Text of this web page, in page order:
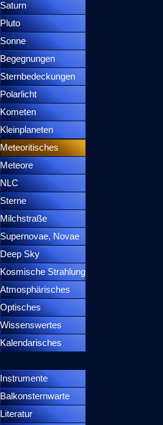
Saturn
Pluto
Sonne
Begegnungen
Sternbedeckungen
Polarlicht
Kometen
Kleinplaneten
Meteoritisches
Meteore
NLC
Sterne
Milchstraße
Supernovae, Novae
Deep Sky
Kosmische Strahlung
Atmosphärisches
Optisches
Wissenswertes
Kalendarisches
Instrumente
Balkonsternwarte
Literatur